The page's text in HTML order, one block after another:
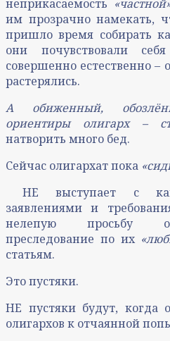
неприкасаемость
им прозрачно намекать,
пришло время собирать
они почувствовали
совершенно естественно –
растерялись.
А обиженный,
ориентиры олигарх –
натворить много бед.
Сейчас олигархат пока
НЕ выступает с
заявлениями и
нелепую просьбу
преследование по их
статьям.
Это пустяки.
НЕ пустяки будут, когда
олигархов к отчаянной